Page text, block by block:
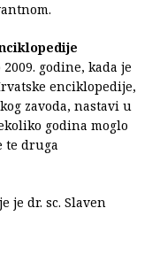
godine, kada je
enciklopedije,
zavoda, nastavi u
godina moglo
te druga
je dr. sc. Slaven